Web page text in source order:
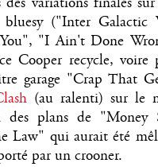
("Inter Galactic
"I Ain't Done
Cooper recycle, voire
garage "Crap That
(au ralenti) sur le
plans de "Money
Law" qui aurait été
par un crooner.